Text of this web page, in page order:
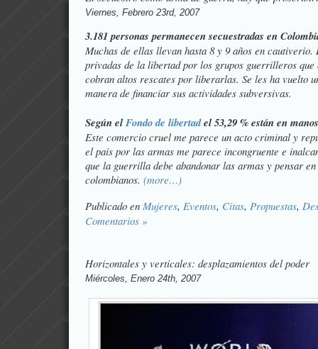
Viernes, Febrero 23rd, 2007
3.181 personas permanecen secuestradas en
Muchas de ellas llevan hasta 8 y 9 años en cautiverio.
privadas de la libertad por los grupos guerrilleros que
cobran altos rescates por liberarlas. Se les ha vuelto un
manera de financiar sus actividades subversivas.
Según elFondo de libertadel 53,29 % están en
Este comercio cruel me parece un acto criminal y
el país por las armas me parece incongruente e
que la guerrilla debe abandonar las armas y pensar
colombianos. (more…)
Publicado en Mujeres, Eventos, Citas, Propuestas,
Comentarios »
Horizontales y verticales: desplazamientos del poder
Miércoles, Enero 24th, 2007